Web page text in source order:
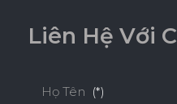
Liên Hệ Với C
Họ Tên (*)